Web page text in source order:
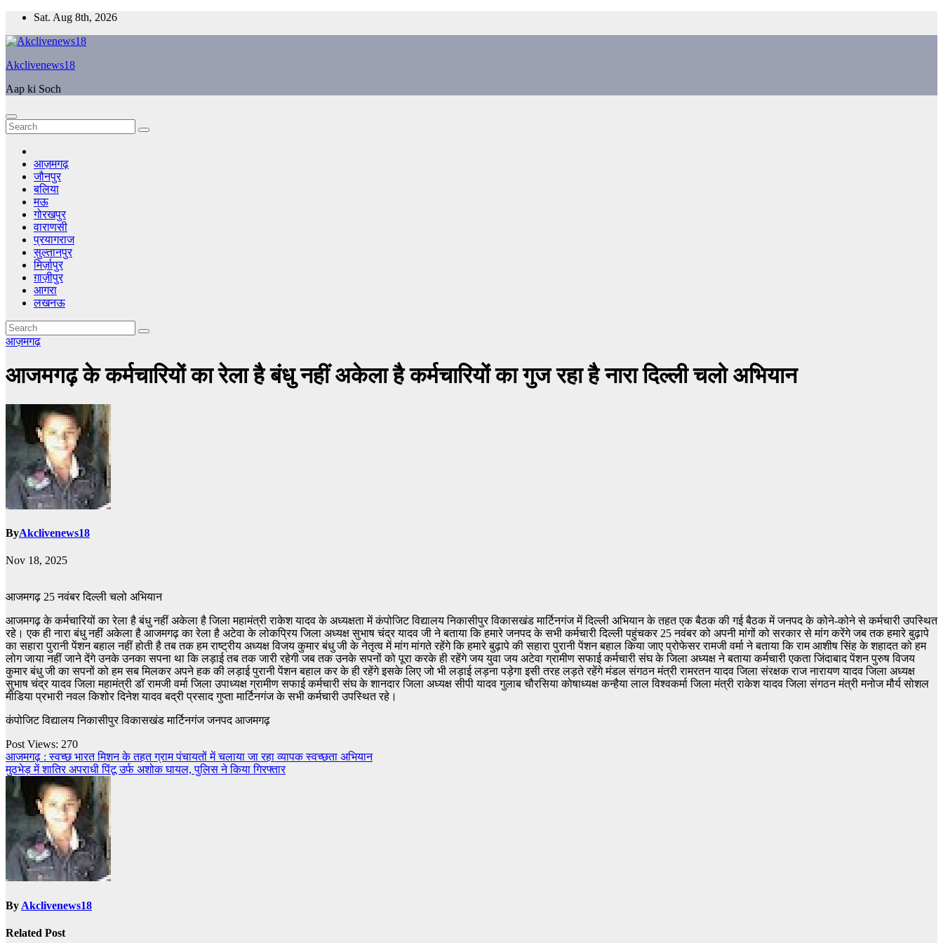
Skip
content
Sat. Aug 8th, 2026
Akclivenews18
Aap ki Soch
आज़मगढ़
जौनपुर
बलिया
मऊ
गोरखपुर
वाराणसी
प्रयागराज
सुल्तानपुर
मिर्ज़ापुर
ग़ाज़ीपुर
आगरा
लखनऊ
आज़मगढ़
आजमगढ़ के कर्मचारियों का रेला है बंधु नहीं अकेला है कर्मचारियों का गुज रहा है नारा दिल्ली चलो अभियान
ByAkclivenews18
Nov 18, 2025
आजमगढ़ 25 नवंबर दिल्ली चलो अभियान
आजमगढ़ के कर्मचारियों का रेला है बंधु नहीं अकेला है जिला महामंत्री राकेश यादव के अध्यक्षता में कंपोजिट विद्यालय निकासीपुर विकासखंड मार्टिनगंज में दिल्ली अभियान के तहत एक बैठक की गई बैठक में जनपद के कोने-कोने से कर्मचारी उपस्थित
रहे। एक ही नारा बंधु नहीं अकेला है आजमगढ़ का रेला है अटेवा के लोकप्रिय जिला अध्यक्ष सुभाष चंद्र यादव जी ने बताया कि हमारे जनपद के सभी कर्मचारी दिल्ली पहुंचकर 25 नवंबर को अपनी मांगों को सरकार से मांग करेंगे जब तक हमारे बुढ़ापे
का सहारा पुरानी पेंशन बहाल नहीं होती है तब तक हम राष्ट्रीय अध्यक्ष विजय कुमार बंधु जी के नेतृत्व में मांग मांगते रहेंगे कि हमारे बुढ़ापे की सहारा पुरानी पेंशन बहाल किया जाए प्रोफेसर रामजी वर्मा ने बताया कि राम आशीष सिंह के शहादत को हम
लोग जाया नहीं जाने देंगे उनके उनका सपना था कि लड़ाई तब तक जारी रहेगी जब तक उनके सपनों को पूरा करके ही रहेंगे जय युवा जय अटेवा ग्रामीण सफाई कर्मचारी संघ के जिला अध्यक्ष ने बताया कर्मचारी एकता जिंदाबाद पेंशन पुरुष विजय
कुमार बंधु जी का सपनों को हम सब मिलकर अपने हक की लड़ाई पुरानी पेंशन बहाल कर के ही रहेंगे इसके लिए जो भी लड़ाई लड़ना पड़ेगा इसी तरह लड़ते रहेंगे मंडल संगठन मंत्री रामरतन यादव जिला संरक्षक राज नारायण यादव जिला अध्यक्ष
सुभाष चंद्र यादव जिला महामंत्री डॉ रामजी वर्मा जिला उपाध्यक्ष ग्रामीण सफाई कर्मचारी संघ के शानदार जिला अध्यक्ष सीपी यादव गुलाब चौरसिया कोषाध्यक्ष कन्हैया लाल विश्वकर्मा जिला मंत्री राकेश यादव जिला संगठन मंत्री मनोज मौर्य सोशल
मीडिया प्रभारी नवल किशोर दिनेश यादव बद्री प्रसाद गुप्ता मार्टिनगंज के सभी कर्मचारी उपस्थित रहे।
कंपोजिट विद्यालय निकासीपुर विकासखंड मार्टिनगंज जनपद आजमगढ़
Post Views: 270
Post
navigation
आजमगढ़ : स्वच्छ भारत मिशन के तहत ग्राम पंचायतों में चलाया जा रहा व्यापक स्वच्छता अभियान
मुठभेड़ में शातिर अपराधी पिंटू उर्फ अशोक घायल, पुलिस ने किया गिरफ्तार
By Akclivenews18
Related Post